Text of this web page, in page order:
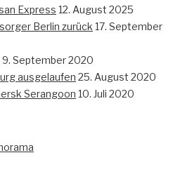
Express 12. August 2025
Berlin zurück 17. September
9. September 2020
ausgelaufen 25. August 2020
Serangoon 10. Juli 2020